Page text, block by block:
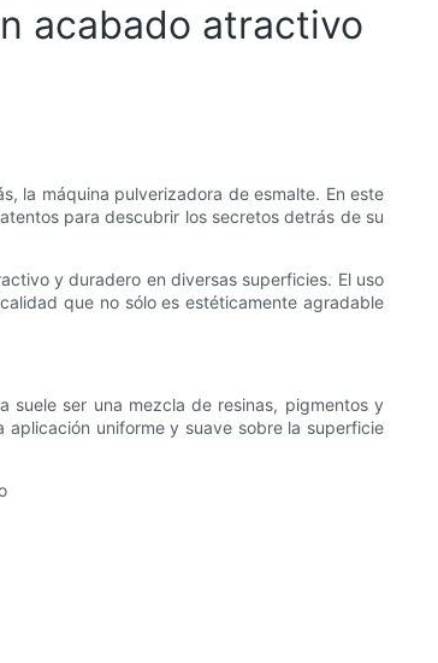
acabado atractivo
la máquina pulverizadora de esmalte. En este
para descubrir los secretos detrás de su
y duradero en diversas superficies. El uso
que no sólo es estéticamente agradable
suele ser una mezcla de resinas, pigmentos y
uniforme y suave sobre la superficie